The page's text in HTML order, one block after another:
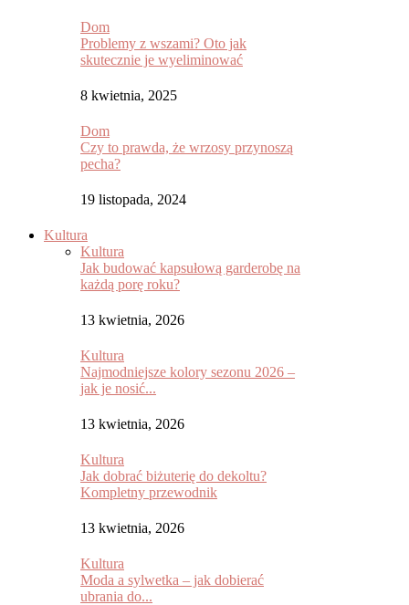
Dom
Problemy z wszami? Oto jak
skutecznie je wyeliminować
8 kwietnia, 2025
Dom
Czy to prawda, że wrzosy przynoszą
pecha?
19 listopada, 2024
Kultura
Kultura
Jak budować kapsułową garderobę na
każdą porę roku?
13 kwietnia, 2026
Kultura
Najmodniejsze kolory sezonu 2026 –
jak je nosić...
13 kwietnia, 2026
Kultura
Jak dobrać biżuterię do dekoltu?
Kompletny przewodnik
13 kwietnia, 2026
Kultura
Moda a sylwetka – jak dobierać
ubrania do...